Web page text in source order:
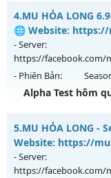
Thể loại: Mu
Antihack: ICM
Mu Ss6.18Full
Mu mới ra tháng 08
ngày 06/08/2626
Exp: 9999x - Drop:
Kiểu reset: Reset In
Antihack: Gold
4.MU HỎA LONG
🌐 Website:
- Server:
https://facebook.com/
- Phiên Bản:
Alpha Test hôm
MU HỎA LONG
Mu mới ra tháng 08
https://
06/08/2626
5.MU HỎA LONG -
Website: https://
- Server:
https://facebook.com/